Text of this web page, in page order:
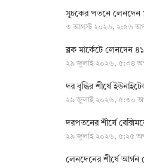
সূচকের পতনে লেনদেন
৩ আগস্ট ২০২৬, ২:৫৬
ব্লক মার্কেটে লেনদেন
২৯ জুলাই ২০২৬, ৫:৩৪
দর বৃদ্ধির শীর্ষে
২৯ জুলাই ২০২৬, ৫:৩০
দরপতনের শীর্ষে
২৯ জুলাই ২০২৬, ৫:২৫
লেনদেনের শীর্ষে আর্গন